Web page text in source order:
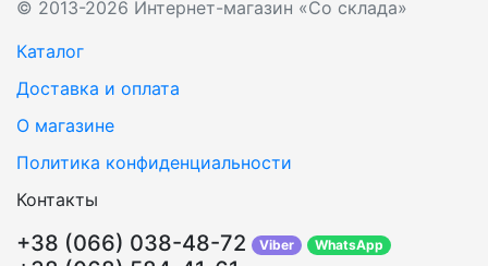
© 2013-2026 Интернет-магазин «Со склада»
Каталог
Доставка и оплата
О магазине
Политика конфиденциальности
Контакты
+38 (066) 038-48-72 Viber WhatsApp
+38 (068) 584-41-61